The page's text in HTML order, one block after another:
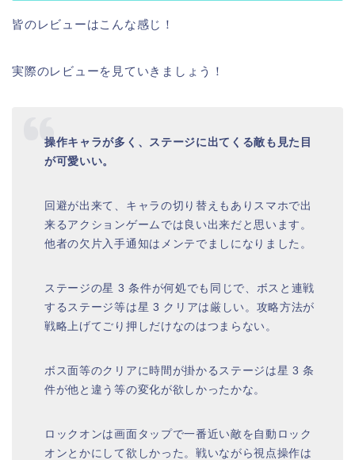
皆のレビューはこんな感じ！
実際のレビューを見ていきましょう！
操作キャラが多く、ステージに出てくる敵も見た目
が可愛いい。
回避が出来て、キャラの切り替えもありスマホで出
来るアクションゲームでは良い出来だと思います。
他者の欠片入手通知はメンテでましになりました。
ステージの星 3 条件が何処でも同じで、ボスと連戦
するステージ等は星 3 クリアは厳しい。攻略方法が
戦略上げてごり押しだけなのはつまらない。
ボス面等のクリアに時間が掛かるステージは星 3 条
件が他と違う等の変化が欲しかったかな。
ロックオンは画面タップで一番近い敵を自動ロック
オンとかにして欲しかった。戦いながら視点操作は